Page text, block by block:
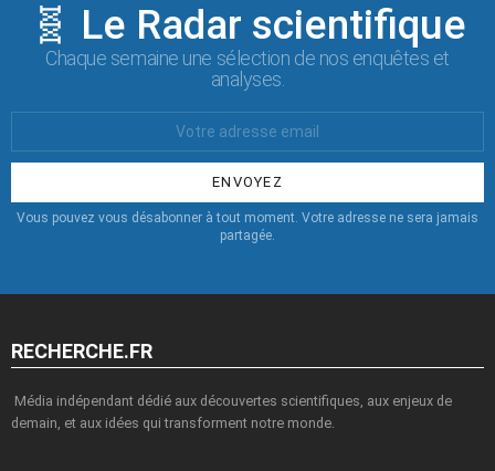
🧬 Le Radar scientifique
Chaque semaine une sélection de nos enquêtes et
analyses.
:
Vous pouvez vous désabonner à tout moment. Votre adresse ne sera jamais
partagée.
RECHERCHE.FR
Média indépendant dédié aux découvertes scientifiques, aux enjeux de
demain, et aux idées qui transforment notre monde.